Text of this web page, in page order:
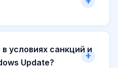
условиях санкций и
Update?